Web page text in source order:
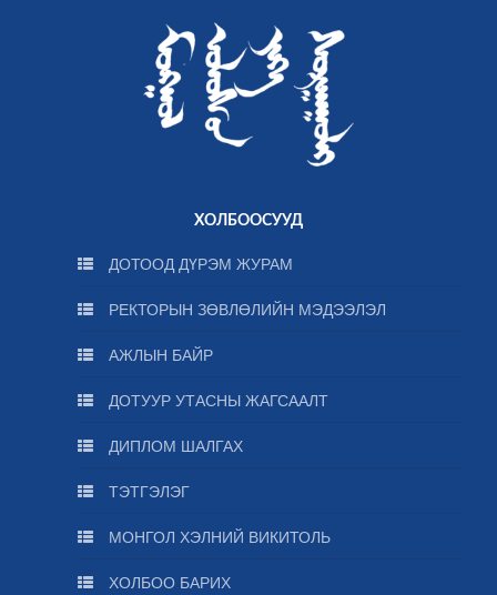
ХОЛБООСУУД
ДОТООД ДҮРЭМ ЖУРАМ
РЕКТОРЫН ЗӨВЛӨЛИЙН МЭДЭЭЛЭЛ
АЖЛЫН БАЙР
ДОТУУР УТАСНЫ ЖАГСААЛТ
ДИПЛОМ ШАЛГАХ
ТЭТГЭЛЭГ
МОНГОЛ ХЭЛНИЙ ВИКИТОЛЬ
ХОЛБОО БАРИХ